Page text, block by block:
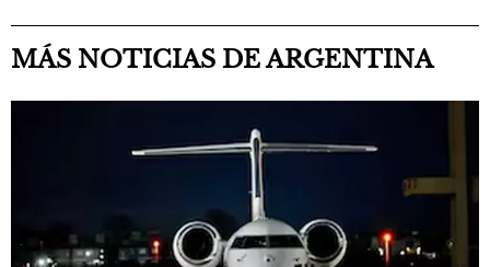
MÁS NOTICIAS DE ARGENTINA